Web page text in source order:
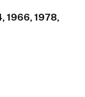
1966, 1978,